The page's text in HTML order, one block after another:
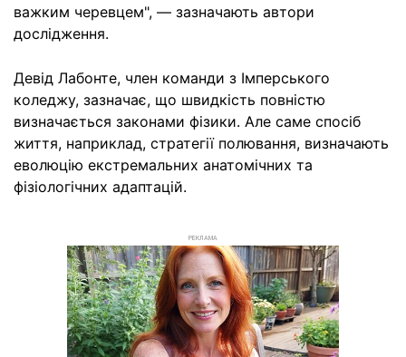
важким черевцем", — зазначають автори
дослідження.
Девід Лабонте, член команди з Імперського
коледжу, зазначає, що швидкість повністю
визначається законами фізики. Але саме спосіб
життя, наприклад, стратегії полювання, визначають
еволюцію екстремальних анатомічних та
фізіологічних адаптацій.
РЕКЛАМА